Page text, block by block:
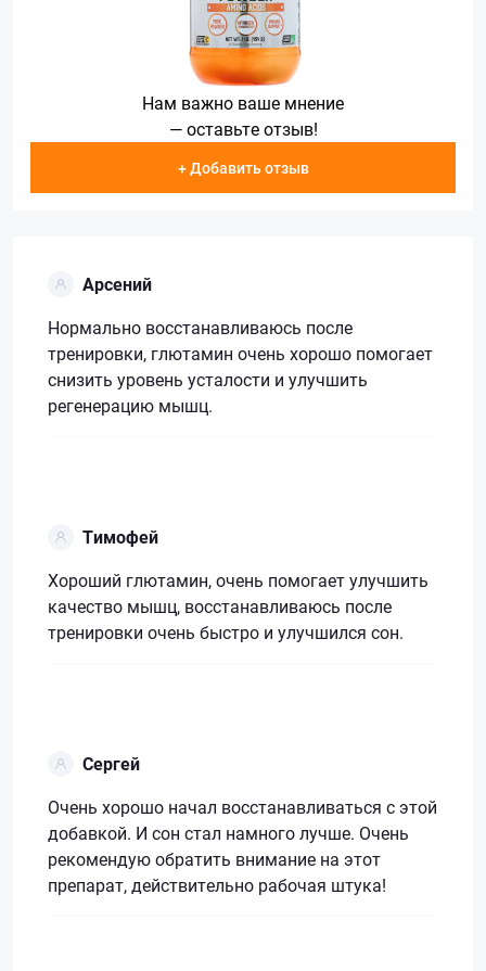
Нам важно ваше мнение
— оставьте отзыв!
+ Добавить отзыв
Арсений
Нормально восстанавливаюсь после
тренировки, глютамин очень хорошо помогает
снизить уровень усталости и улучшить
регенерацию мышц.
Тимофей
Хороший глютамин, очень помогает улучшить
качество мышц, восстанавливаюсь после
тренировки очень быстро и улучшился сон.
Сергей
Очень хорошо начал восстанавливаться с этой
добавкой. И сон стал намного лучше. Очень
рекомендую обратить внимание на этот
препарат, действительно рабочая штука!